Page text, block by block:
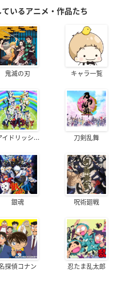
いるアニメ・作品たち
鬼滅の刃 キャラ一覧
イドリッシ... 刀剣乱舞
銀魂 呪術廻戦
探偵コナン 忍たま乱太郎